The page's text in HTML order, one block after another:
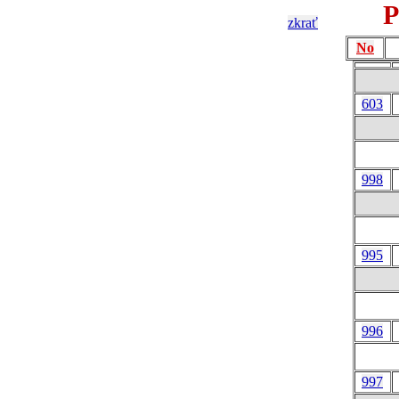
zkrať
No
603
998
995
996
997